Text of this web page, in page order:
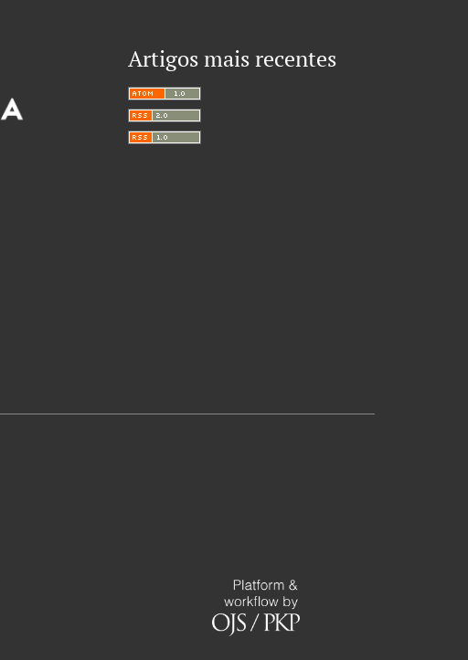
Artigos mais recentes